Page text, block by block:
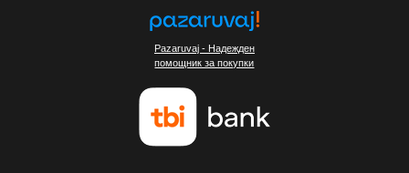
Pazaruvaj - Надежден
помощник за покупки